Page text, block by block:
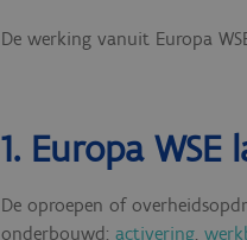
De werking vanuit Europa
1. Europa
De oproepen of
onderbouwd: activering